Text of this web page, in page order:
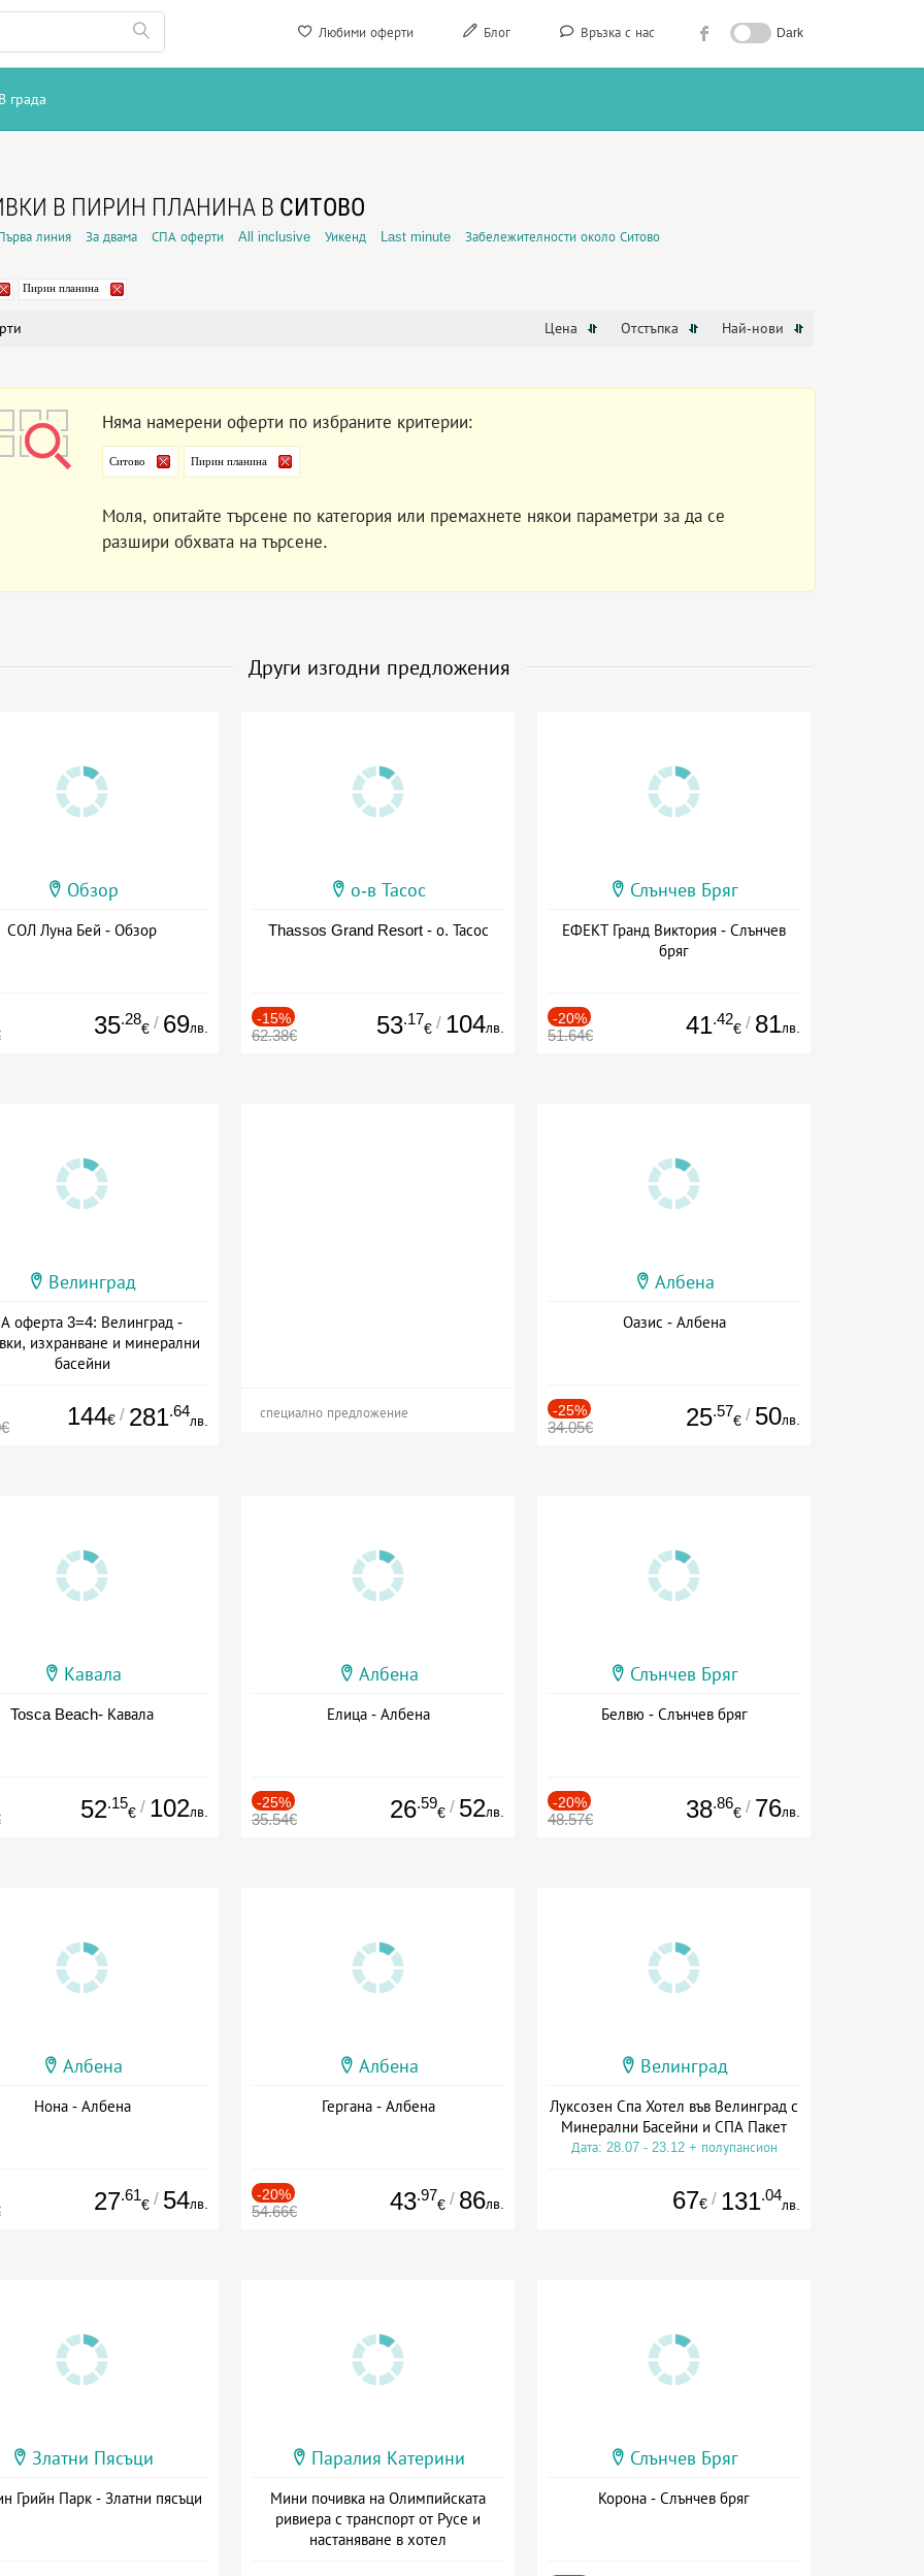
Любими оферти Блог Връзка с нас Dark
В града
В ПИРИН ПЛАНИНА В СИТОВО
линия За двама СПА оферти All inclusive Уикенд Last minute Забележителности около Ситово
Пирин планина
Цена Отстъпка Най-нови
Няма намерени оферти по избраните критерии:
Ситово Пирин планина
Моля, опитайте търсене по категория или премахнете някои параметри за да се
разшири обхвата на търсене.
Други изгодни предложения
Обзор
СОЛ Луна Бей - Обзор
35.28
€ / 69лв.
о-в Тасос
Thassos Grand Resort - о. Тасос
-15%
62.38€ 53.17
€ / 104лв.
Слънчев Бряг
ЕФЕКТ Гранд Виктория - Слънчев
бряг
-20%
51.64€ 41.42
€ / 81лв.
Велинград
оферта 3=4: Велинград -
изхранване и минерални
басейни
144€ / 281.64
лв. специално предложение
Албена
Оазис - Албена
-25%
34.05€ 25.57
€ / 50лв.
Кавала
Tosca Beach- Кавала
52.15
€ / 102лв.
Албена
Елица - Албена
-25%
35.54€ 26.59
€ / 52лв.
Слънчев Бряг
Белвю - Слънчев бряг
-20%
48.57€ 38.86
€ / 76лв.
Албена
Нона - Албена
27.61
€ / 54лв.
Албена
Гергана - Албена
-20%
54.66€ 43.97
€ / 86лв.
Велинград
Луксозен Спа Хотел във Велинград с
Минерални Басейни и СПА Пакет
Дата: 28.07 - 23.12 + полупансион
67€ / 131.04
лв.
Златни Пясъци
Грийн Парк - Златни пясъци
Паралия Катерини
Мини почивка на Олимпийската
ривиера с транспорт от Русе и
настаняване в хотел
Слънчев Бряг
Корона - Слънчев бряг